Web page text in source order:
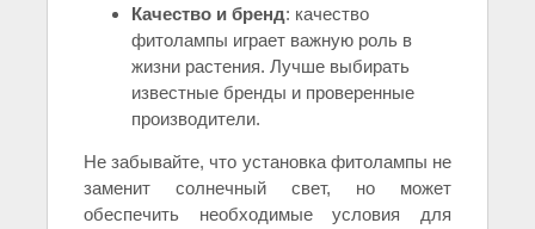
Качество и бренд: качество
фитолампы играет важную роль в
жизни растения. Лучше выбирать
известные бренды и проверенные
производители.
Не забывайте, что установка фитолампы не
заменит солнечный свет, но может
обеспечить необходимые условия для